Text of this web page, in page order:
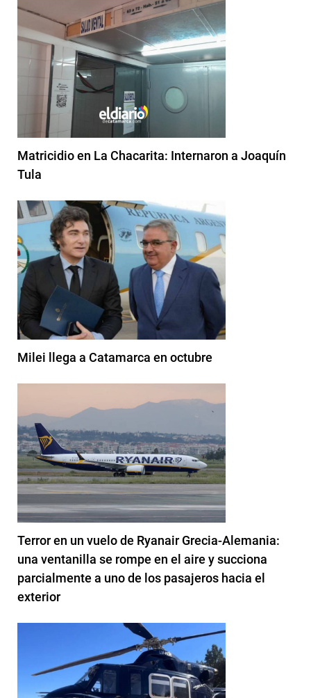
Matricidio en La Chacarita: Internaron a Joaquín
Tula
Milei llega a Catamarca en octubre
Terror en un vuelo de Ryanair Grecia-Alemania:
una ventanilla se rompe en el aire y succiona
parcialmente a uno de los pasajeros hacia el
exterior